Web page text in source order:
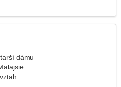
dámu